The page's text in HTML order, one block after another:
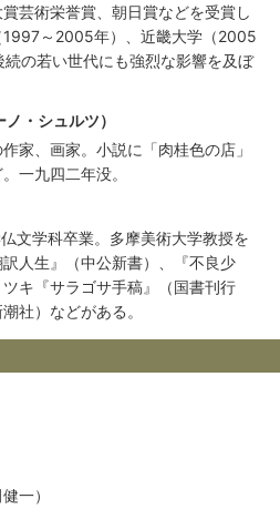
芸術栄誉賞、朝日賞などを受賞し
1997～2005年）、近畿大学（2005
の若い世代にも強烈な影響を及ぼ
ノ・シュルツ）
家、画家。小説に「肉桂色の店」
一九四二年没。
文学科卒業。多摩美術大学教授を
人生』（中公新書）、『不良少
キ『サラゴサ手稿』（国書刊行
社）などがある。
一）